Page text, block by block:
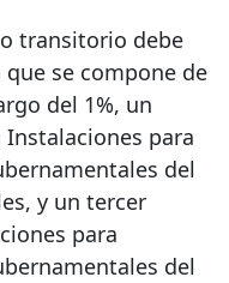
transitorio debe
se compone de
del 1%, un
para
del
y un tercer
para
del